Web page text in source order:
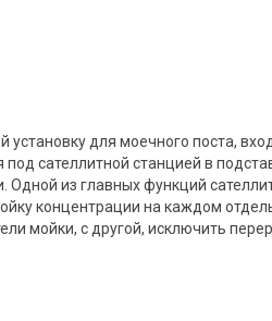
установку для моечного поста,
сателлитной станцией в
из главных функций
концентрации на каждом
мойки, с другой, исключить